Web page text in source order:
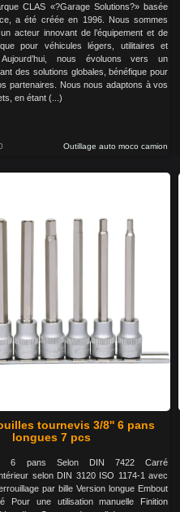
CLAS «?Garage Solutions?» basée
a été créée en 1996. Nous sommes
acteur innovant de l’équipement et de
pour véhicules légers, utilitaires et
nous évoluons vers un
des solutions globales, bénéfique pour
partenaires. Nous nous adaptons à vos
en étant (...)
Outillage auto moco camion
tournevis 3/8'' 6 pans
longues 7 pcs
6 pans Selon DIN 7422 Carré
selon DIN 3120 ISO 1174-1 avec
par bille Version longue Embout
Pour une utilisation manuelle Finition